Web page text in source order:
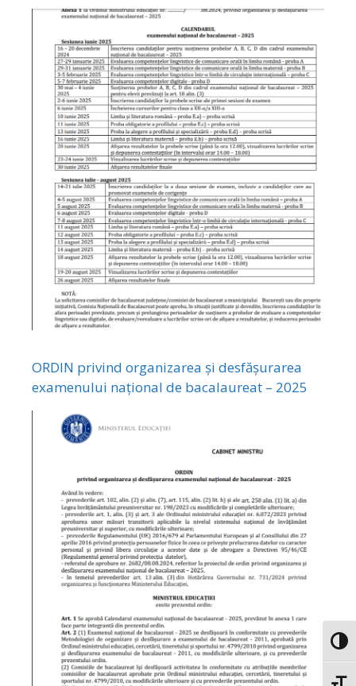
ORDIN privind organizarea și desfășurarea
examenului național de bacalaureat – 2025